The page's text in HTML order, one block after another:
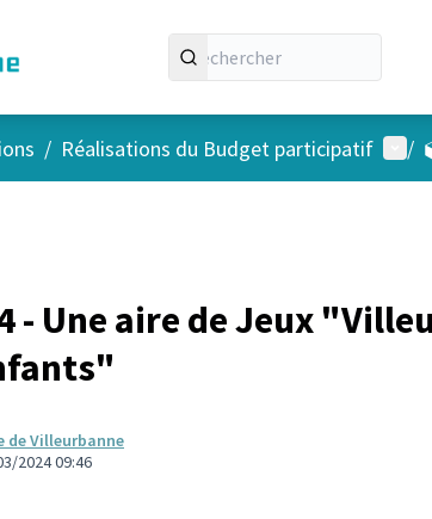
/ Réalisations du Budget participatif /
- Une aire de Jeux
de Villeurbanne
2024 09:46